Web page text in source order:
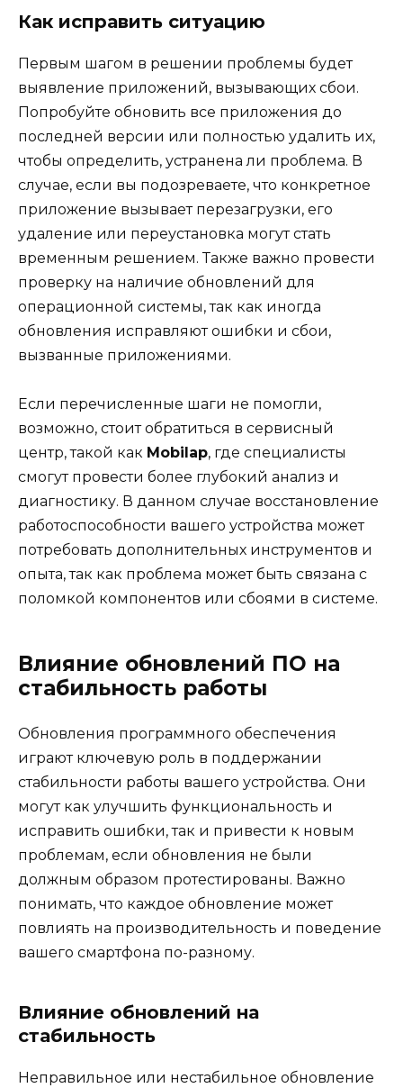
Как исправить ситуацию
Первым шагом в решении проблемы будет
выявление приложений, вызывающих сбои.
Попробуйте обновить все приложения до
последней версии или полностью удалить их,
чтобы определить, устранена ли проблема. В
случае, если вы подозреваете, что конкретное
приложение вызывает перезагрузки, его
удаление или переустановка могут стать
временным решением. Также важно провести
проверку на наличие обновлений для
операционной системы, так как иногда
обновления исправляют ошибки и сбои,
вызванные приложениями.
Если перечисленные шаги не помогли,
возможно, стоит обратиться в сервисный
центр, такой как Mobilap, где специалисты
смогут провести более глубокий анализ и
диагностику. В данном случае восстановление
работоспособности вашего устройства может
потребовать дополнительных инструментов и
опыта, так как проблема может быть связана с
поломкой компонентов или сбоями в системе.
Влияние обновлений ПО на
стабильность работы
Обновления программного обеспечения
играют ключевую роль в поддержании
стабильности работы вашего устройства. Они
могут как улучшить функциональность и
исправить ошибки, так и привести к новым
проблемам, если обновления не были
должным образом протестированы. Важно
понимать, что каждое обновление может
повлиять на производительность и поведение
вашего смартфона по-разному.
Влияние обновлений на
стабильность
Неправильное или нестабильное обновление